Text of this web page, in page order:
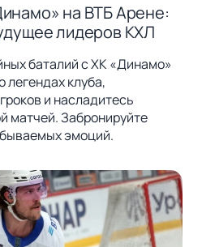
на ВТБ Арене:
лидеров КХЛ
баталий с ХК «Динамо»
легендах клуба,
и насладитесь
матчей. Забронируйте
эмоций.